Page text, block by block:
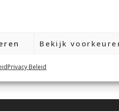
Bekijk
Privacy Beleid